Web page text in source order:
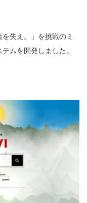
失え。」を挑戦のミ
ムを開発しました。